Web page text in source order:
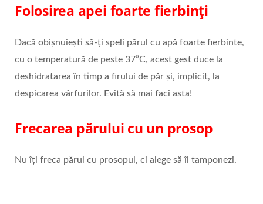
Folosirea apei foarte fierbinți
Dacă obișnuiești să-ți speli părul cu apă foarte fierbinte,
cu o temperatură de peste 37”C, acest gest duce la
deshidratarea în timp a firului de păr și, implicit, la
despicarea vârfurilor. Evită să mai faci asta!
Frecarea părului cu un prosop
Nu îți freca părul cu prosopul, ci alege să îl tamponezi.